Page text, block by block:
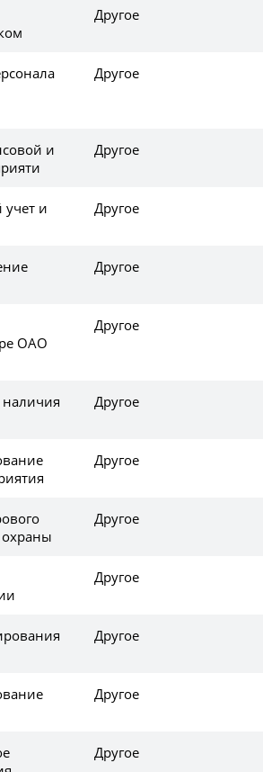
Другое
Другое
и
Другое
учет и
Другое
Другое
ОАО
Другое
Другое
Другое
охраны
Другое
Другое
Другое
Другое
Другое